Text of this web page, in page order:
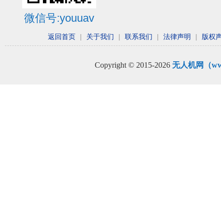
微信号:youuav
返回首页 | 关于我们 | 联系我们 | 法律声明 | 版权
Copyright © 2015-2026 无人机网（